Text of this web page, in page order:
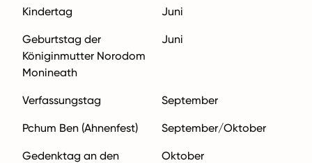
Kindertag Juni
Geburtstag der
Königinmutter Norodom
Monineath
Juni
Verfassungstag September
Pchum Ben (Ahnenfest) September/Oktober
Gedenktag an den
Oktober